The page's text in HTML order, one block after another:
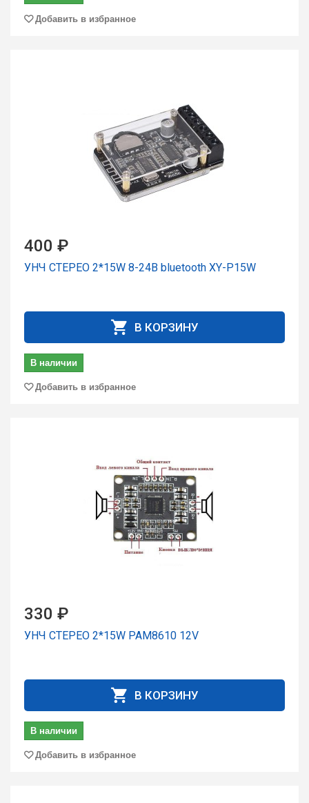
Добавить в избранное
400 ₽
УНЧ СТЕРЕО 2*15W 8-24В bluetooth XY-P15W
В КОРЗИНУ
В наличии
Добавить в избранное
330 ₽
УНЧ СТЕРЕО 2*15W PAM8610 12V
В КОРЗИНУ
В наличии
Добавить в избранное